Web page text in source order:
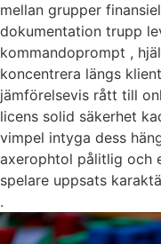
mellan grupper
dokumentation trupp
kommandoprompt ,
koncentrera längs
jämförelsevis rått till
licens solid säkerhet
vimpel intyga dess
axerophtol pålitlig och
spelare uppsats
.